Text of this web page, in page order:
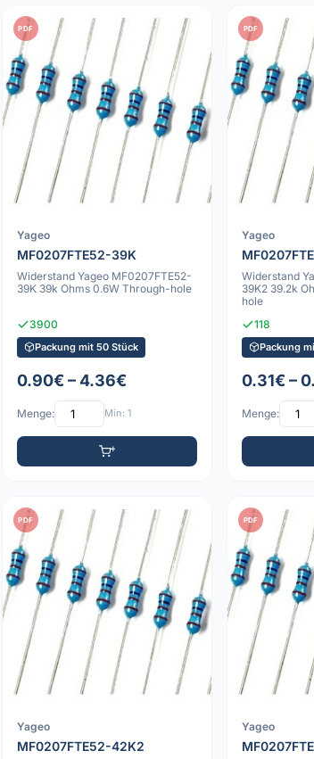
PDF
Yageo
MF0207FTE52-39K
Widerstand Yageo MF0207FTE52-
39K 39k Ohms 0.6W Through-hole
3900
Packung mit 50 Stück
0.90€ – 4.36€
Menge: Min: 1
PDF
Yageo
Widerstand
39K2 39.2k
hole
118
Packung
0.31€ –
Menge:
PDF
Yageo
MF0207FTE52-42K2
PDF
Yageo